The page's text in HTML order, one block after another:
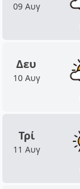
09 Αυγ
Δευ
10 Αυγ
Τρί
11 Αυγ